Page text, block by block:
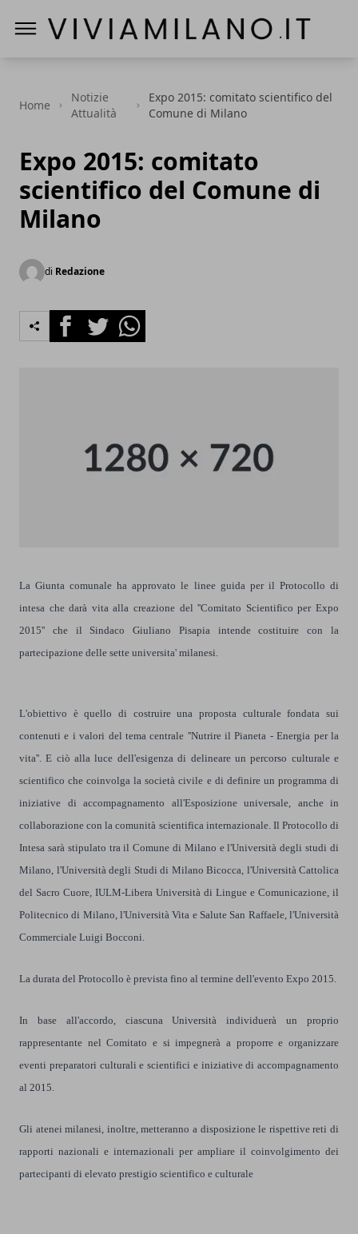
Home
Notizie
Attualità
Expo 2015: comitato scientifico del
Comune di Milano
Expo 2015: comitato
scientifico del Comune di
Milano
di Redazione
FacebookTwitterWhatsapp
La Giunta comunale ha approvato le linee guida per il Protocollo di
intesa che darà vita alla creazione del ''Comitato Scientifico per Expo
2015'' che il Sindaco Giuliano Pisapia intende costituire con la
partecipazione delle sette universita' milanesi.
L'obiettivo è quello di costruire una proposta culturale fondata sui
contenuti e i valori del tema centrale ''Nutrire il Pianeta - Energia per la
vita''. E ciò alla luce dell'esigenza di delineare un percorso culturale e
scientifico che coinvolga la società civile e di definire un programma di
iniziative di accompagnamento all'Esposizione universale, anche in
collaborazione con la comunità scientifica internazionale. Il Protocollo di
Intesa sarà stipulato tra il Comune di Milano e l'Università degli studi di
Milano, l'Università degli Studi di Milano Bicocca, l'Università Cattolica
del Sacro Cuore, IULM-Libera Università di Lingue e Comunicazione, il
Politecnico di Milano, l'Università Vita e Salute San Raffaele, l'Università
Commerciale Luigi Bocconi.
La durata del Protocollo è prevista fino al termine dell'evento Expo 2015.
In base all'accordo, ciascuna Università individuerà un proprio
rappresentante nel Comitato e si impegnerà a proporre e organizzare
eventi preparatori culturali e scientifici e iniziative di accompagnamento
al 2015.
Gli atenei milanesi, inoltre, metteranno a disposizione le rispettive reti di
rapporti nazionali e internazionali per ampliare il coinvolgimento dei
partecipanti di elevato prestigio scientifico e culturale